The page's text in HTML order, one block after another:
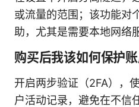
或流量的范围；该功能对
助，尤其是需要本地网络
购买后我该如何保护账
开启两步验证（2FA），
户活动记录，避免在不信